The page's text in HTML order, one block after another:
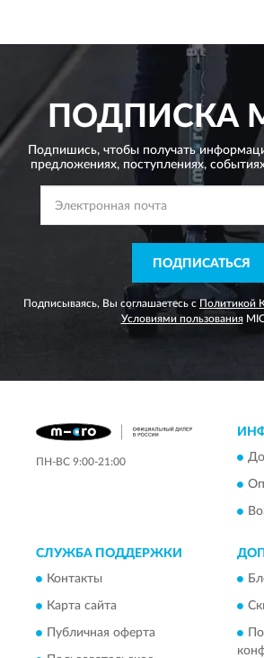
ПОДПИСКА
Подпишись, чтобы получать
предложениях, поступлениях,
ПОДПИСАТЬСЯ
Подписываясь, Вы соглашаетесь с Политикой
Условиями пользования
ПН-ВС 9:00-21:00
СЛУЖБА ПОДДЕРЖКИ
Контакты
Карта сайта
Публичная оферта